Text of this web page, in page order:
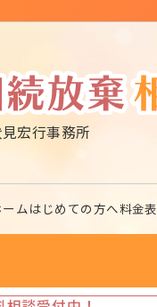
宏行事務所
ーム はじめての方へ料金表